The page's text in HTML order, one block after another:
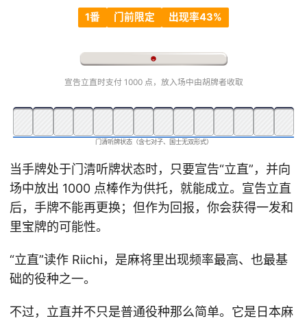
1番 门前限定 出现率43%
宣告立直时支付 1000 点，放入场中由胡牌者收取
门清听牌状态（含七对子、国士无双形式）
当手牌处于门清听牌状态时，只要宣告“立直”，并向
场中放出 1000 点棒作为供托，就能成立。宣告立直
后，手牌不能再更换；但作为回报，你会获得一发和
里宝牌的可能性。
“立直”读作 Riichi，是麻将里出现频率最高、也最基
础的役种之一。
不过，立直并不只是普通役种那么简单。它是日本麻